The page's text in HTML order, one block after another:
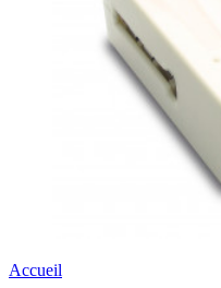
Accueil